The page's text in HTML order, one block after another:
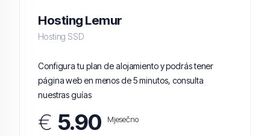
Hosting Lemur
Hosting SSD
Configura tu plan de alojamiento y podrás tener
página web en menos de 5 minutos, consulta
nuestras guías
€ 5.90 Mjesečno